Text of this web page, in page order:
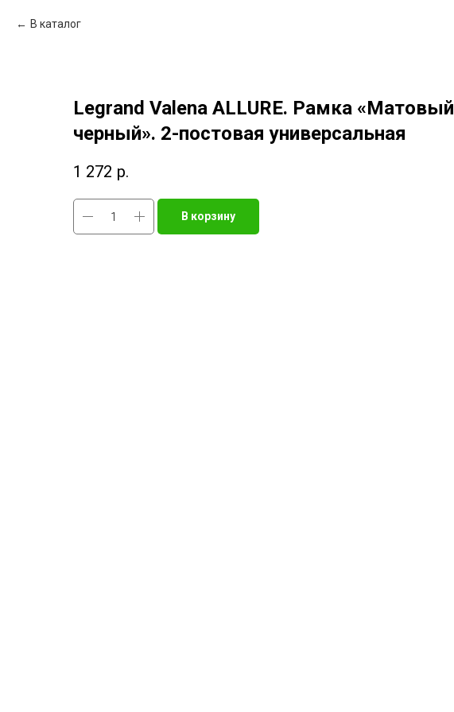
В каталог
Legrand Valena ALLURE. Рамка «Матовый
черный». 2-постовая универсальная
1 272 р.
В корзину